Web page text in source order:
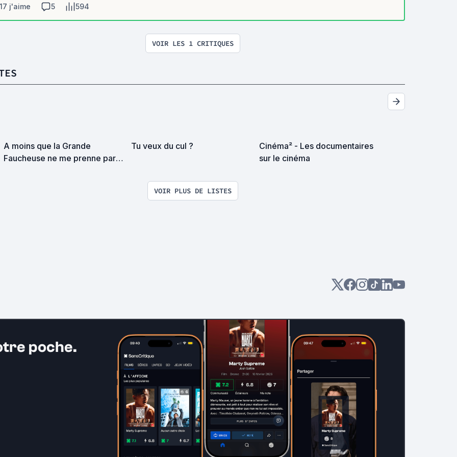
17 j'aime
5 594
VOIR LES 1 CRITIQUES
A moins que la Grande
Faucheuse ne me prenne par
Tu veux du cul ?
Cinéma² - Les documentaires
sur le cinéma
VOIR PLUS DE LISTES
poche.